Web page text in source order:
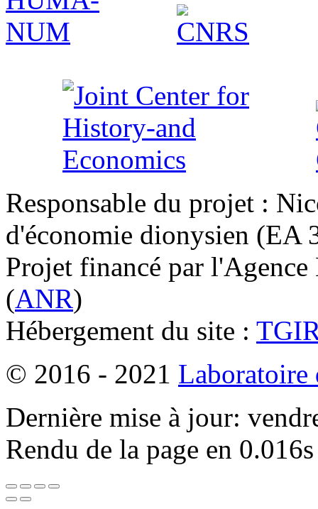
Responsable du projet :
d'économie dionysien
Projet financé par l'Agence
(ANR)
Hébergement du site :
© 2016 - 2021 Laboratoire
Dernière mise à jour:
Rendu de la page en 0.016s